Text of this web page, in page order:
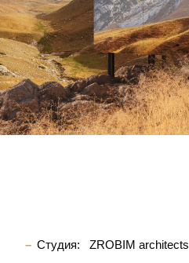
Студия:
ZROBIM architects